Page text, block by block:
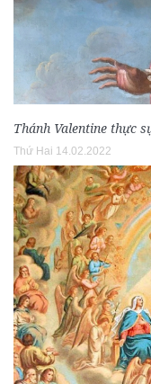
Thánh Valentine thực
Thứ Hai 14.02.2022